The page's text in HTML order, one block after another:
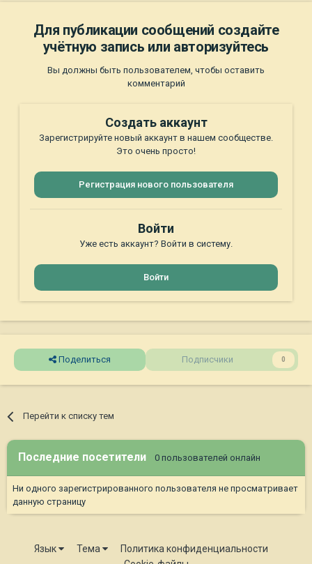
Для публикации сообщений создайте
учётную запись или авторизуйтесь
Вы должны быть пользователем, чтобы оставить
комментарий
Создать аккаунт
Зарегистрируйте новый аккаунт в нашем сообществе.
Это очень просто!
Регистрация нового пользователя
Войти
Уже есть аккаунт? Войти в систему.
Войти
Поделиться Подписчики 0
Перейти к списку тем
Последние посетители 0 пользователей онлайн
Ни одного зарегистрированного пользователя не просматривает
данную страницу
Язык Тема
Политика конфиденциальности